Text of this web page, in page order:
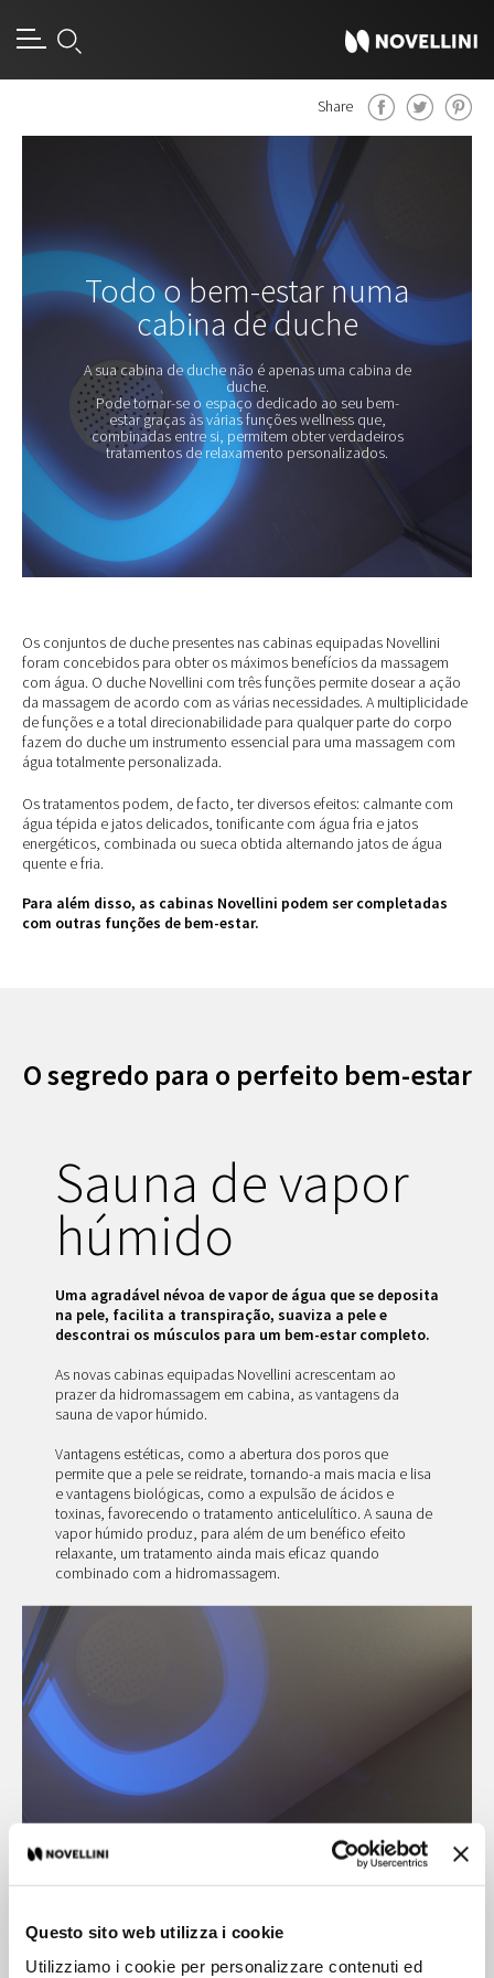
Questo sito web utilizza i cookie
Utilizziamo i cookie per personalizzare contenuti ed
Share
Todo o bem-estar numa
cabina de duche
A sua cabina de duche não é apenas uma cabina de
duche.
Pode tornar-se o espaço dedicado ao seu bem-
estar graças às várias funções wellness que,
combinadas entre si, permitem obter verdadeiros
tratamentos de relaxamento personalizados.
Os conjuntos de duche presentes nas cabinas equipadas Novellini
foram concebidos para obter os máximos benefícios da massagem
com água. O duche Novellini com três funções permite dosear a ação
da massagem de acordo com as várias necessidades. A multiplicidade
de funções e a total direcionabilidade para qualquer parte do corpo
fazem do duche um instrumento essencial para uma massagem com
água totalmente personalizada.
Os tratamentos podem, de facto, ter diversos efeitos: calmante com
água tépida e jatos delicados, tonificante com água fria e jatos
energéticos, combinada ou sueca obtida alternando jatos de água
quente e fria.
Para além disso, as cabinas Novellini podem ser completadas
com outras funções de bem-estar.
O segredo para o perfeito bem-estar
Sauna de vapor
húmido
Uma agradável névoa de vapor de água que se deposita
na pele, facilita a transpiração, suaviza a pele e
descontrai os músculos para um bem-estar completo.
As novas cabinas equipadas Novellini acrescentam ao
prazer da hidromassagem em cabina, as vantagens da
sauna de vapor húmido.
Vantagens estéticas, como a abertura dos poros que
permite que a pele se reidrate, tornando-a mais macia e lisa
e vantagens biológicas, como a expulsão de ácidos e
toxinas, favorecendo o tratamento anticelulítico. A sauna de
vapor húmido produz, para além de um benéfico efeito
relaxante, um tratamento ainda mais eficaz quando
combinado com a hidromassagem.